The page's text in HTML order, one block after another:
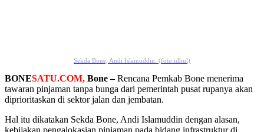
Sekda Bone, Andi Islamuddin. (foto:idhul)
BONESATU.COM, Bone –Rencana Pemkab Bone menerima
tawaran pinjaman tanpa bunga dari pemerintah pusat rupanya akan
diprioritaskan di sektor jalan dan jembatan.
Hal itu dikatakan Sekda Bone, Andi Islamuddin dengan alasan,